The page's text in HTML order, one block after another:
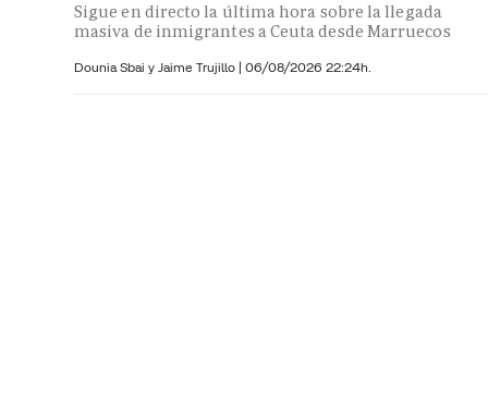
Sigue en directo la última hora sobre la llegada
masiva de inmigrantes a Ceuta desde Marruecos
Dounia Sbai y Jaime Trujillo | 06/08/2026 22:24h.